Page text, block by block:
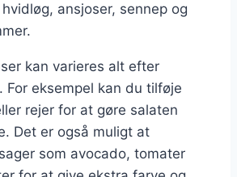
ansjoser, sennep og
kan varieres alt efter
For eksempel kan du tilføje
rejer for at gøre salaten
Det er også muligt at
som avocado, tomater